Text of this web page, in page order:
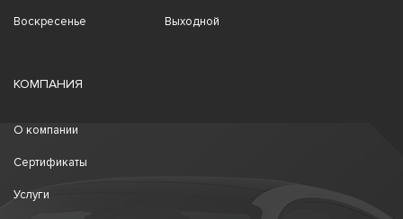
Воскресенье Выходной
КОМПАНИЯ
О компании
Сертификаты
Услуги